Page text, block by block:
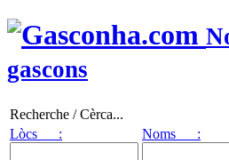
gascons
Recherche / Cèrca...
Lòcs :
Noms :